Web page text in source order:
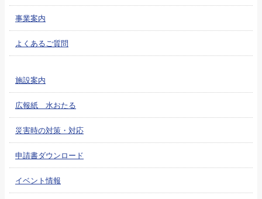
事業案内
よくあるご質問
施設案内
広報紙 水おたる
災害時の対策・対応
申請書ダウンロード
イベント情報